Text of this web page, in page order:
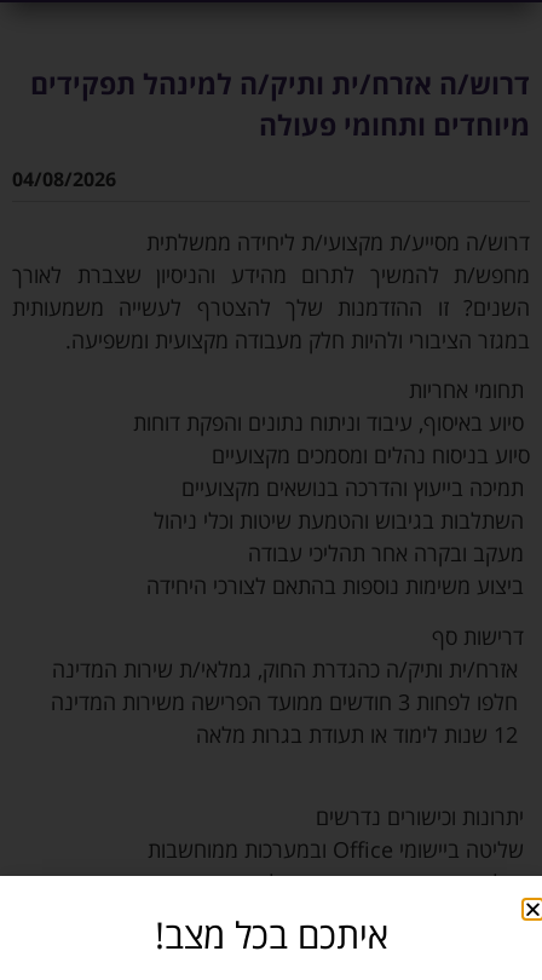
דרוש/ה אזרח/ית ותיק/ה למינהל תפקידים
מיוחדים ותחומי פעולה
04/08/2026
דרוש/ה מסייע/ת מקצועי/ת ליחידה ממשלתית
מחפש/ת להמשיך לתרום מהידע והניסיון שצברת לאורך
השנים? זו ההזדמנות שלך להצטרף לעשייה משמעותית
במגזר הציבורי ולהיות חלק מעבודה מקצועית ומשפיעה.
תחומי אחריות
סיוע באיסוף, עיבוד וניתוח נתונים והפקת דוחות
סיוע בניסוח נהלים ומסמכים מקצועיים
תמיכה בייעוץ והדרכה בנושאים מקצועיים
השתלבות בגיבוש והטמעת שיטות וכלי ניהול
מעקב ובקרה אחר תהליכי עבודה
ביצוע משימות נוספות בהתאם לצורכי היחידה
דרישות סף
אזרח/ית ותיק/ה כהגדרת החוק, גמלאי/ת שירות המדינה
חלפו לפחות 3 חודשים ממועד הפרישה משירות המדינה
יתרונות וכישורים נדרשים
שליטה ביישומי Office ובמערכות ממוחשבות
יכולת ניסוח גבוהה בכתב ובעל פה
יכולת ארגון, תכנון וניהול משימות
ידיעת השפה האנגלית מהווה יתרון
איתכם בכל מצב!